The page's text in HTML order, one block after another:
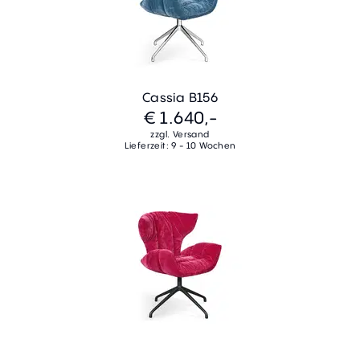
Cassia B156
€ 1.640,-
zzgl. Versand
Lieferzeit: 9 - 10 Wochen